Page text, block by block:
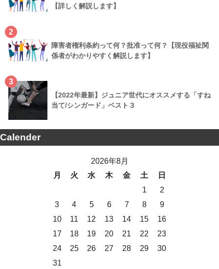
【詳しく解説します】
2
障害者権利条約って何？批准って何？【現役福祉関
係者がわかりやすく解説します】
3
【2022年最新】ジュニア世代にオススメする「すね
当て/シンガード」ベスト３
Calender
2026年8月
月
火 水 木 金 土
日
1
2
3
4 5 6 7 8
9
10
11 12 13 14 15
16
17
18 19 20 21 22
23
24
25 26 27 28 29
30
31